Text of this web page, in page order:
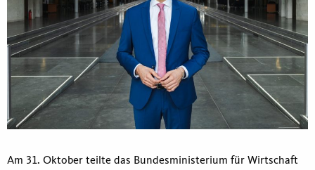
Am 31. Oktober teilte das Bundesministerium für Wirtschaft